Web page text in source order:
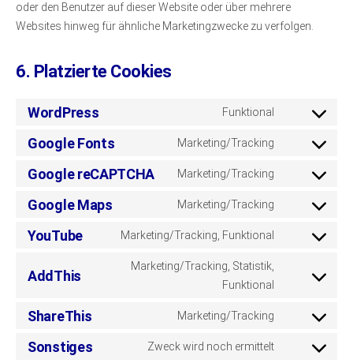
oder den Benutzer auf dieser Website oder über mehrere
Websites hinweg für ähnliche Marketingzwecke zu verfolgen.
6. Platzierte Cookies
WordPress Funktional
Consent
wordpress
Google Fonts Marketing/Tracking
Consent
google-
Google reCAPTCHA Marketing/Tracking
Consent
google-
Google Maps Marketing/Tracking
Consent
google-
YouTube Marketing/Tracking, Funktional
Consent
service
AddThis
Marketing/Tracking, Statistik,
Funktional
Consent
service
addthis
ShareThis Marketing/Tracking
Consent
Sonstiges Zweck wird noch ermittelt
Consent